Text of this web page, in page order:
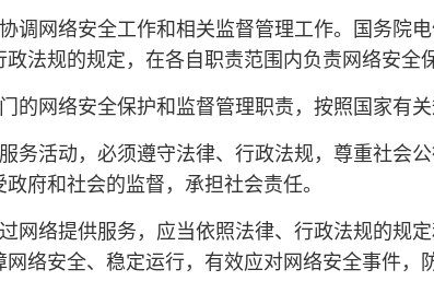
调网络安全工作和相关监督管理工作。国务院
法规的规定，在各自职责范围内负责网络安全
的网络安全保护和监督管理职责，按照国家有关
务活动，必须遵守法律、行政法规，尊重社会
府和社会的监督，承担社会责任。
网络提供服务，应当依照法律、行政法规的规
络安全、稳定运行，有效应对网络安全事件，